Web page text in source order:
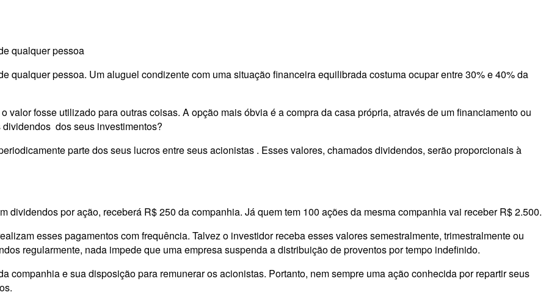
qualquer pessoa
qualquer pessoa. Um aluguel condizente com uma situação financeira equilibrada costuma ocupar entre 30% e 40% da
valor fosse utilizado para outras coisas. A opção mais óbvia é a compra da casa própria, através de um financiamento ou
dividendos dos seus investimentos?
parte dos seus lucros entre seus acionistas . Esses valores, chamados dividendos, serão proporcionais à
dividendos por ação, receberá R$ 250 da companhia. Já quem tem 100 ações da mesma companhia vai receber R$ 2.500.
esses pagamentos com frequência. Talvez o investidor receba esses valores semestralmente, trimestralmente ou
regularmente, nada impede que uma empresa suspenda a distribuição de proventos por tempo indefinido.
companhia e sua disposição para remunerar os acionistas. Portanto, nem sempre uma ação conhecida por repartir seus